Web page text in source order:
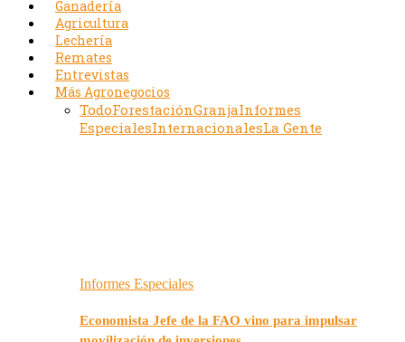
Ganadería
Agricultura
Lechería
Remates
Entrevistas
Más Agronegocios
TodoForestaciónGranjaInformes
EspecialesInternacionalesLa Gente
Informes Especiales
Economista Jefe de la FAO vino para impulsar